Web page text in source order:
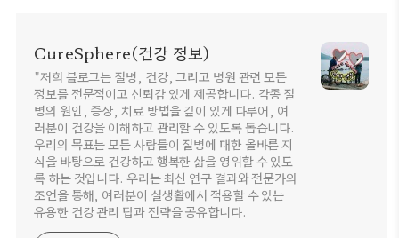
CureSphere(건강 정보)
"저희 블로그는 질병, 건강, 그리고 병원 관련 모든
정보를 전문적이고 신뢰감 있게 제공합니다. 각종 질
병의 원인, 증상, 치료 방법을 깊이 있게 다루어, 여
러분이 건강을 이해하고 관리할 수 있도록 돕습니다.
우리의 목표는 모든 사람들이 질병에 대한 올바른 지
식을 바탕으로 건강하고 행복한 삶을 영위할 수 있도
록 하는 것입니다. 우리는 최신 연구 결과와 전문가의
조언을 통해, 여러분이 실생활에서 적용할 수 있는
유용한 건강 관리 팁과 전략을 공유합니다.